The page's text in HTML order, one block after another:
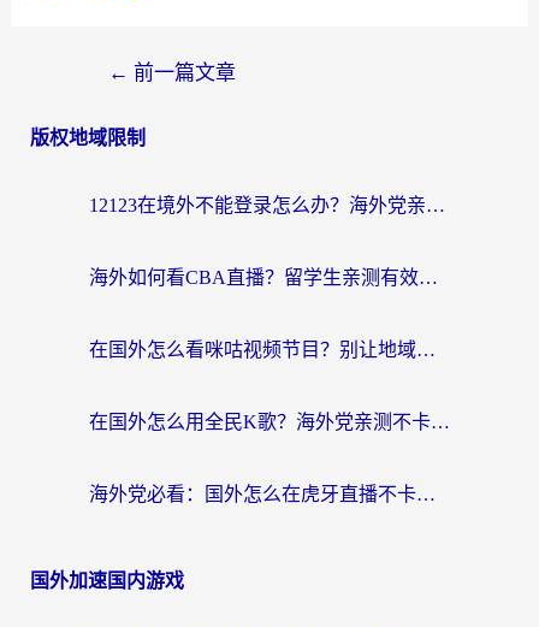
← 前一篇文章
版权地域限制
12123在境外不能登录怎么办？海外党亲测有效的回国加速方案
海外如何看CBA直播？留学生亲测有效的体育赛事观看指南
在国外怎么看咪咕视频节目？别让地域限制挡住你的追剧自由
在国外怎么用全民K歌？海外党亲测不卡顿的回国加速秘籍
海外党必看：国外怎么在虎牙直播不卡顿？附腾讯视频网易云音乐解决方案
国外加速国内游戏